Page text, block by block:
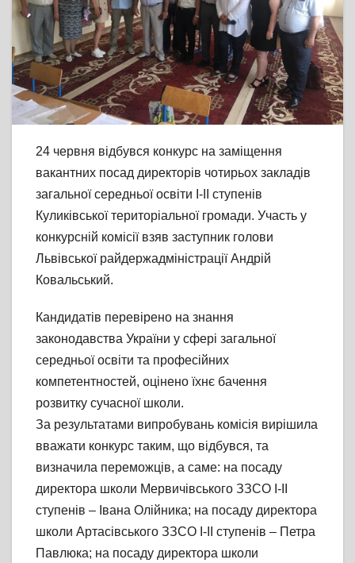
24 червня відбувся конкурс на заміщення
вакантних посад директорів чотирьох закладів
загальної середньої освіти І-ІІ ступенів
Куликівської територіальної громади. Участь у
конкурсній комісії взяв заступник голови
Львівської райдержадміністрації Андрій
Ковальський.
Кандидатів перевірено на знання
законодавства України у сфері загальної
середньої освіти та професійних
компетентностей, оцінено їхнє бачення
розвитку сучасної школи.
За результатами випробувань комісія вирішила
вважати конкурс таким, що відбувся, та
визначила переможців, а саме: на посаду
директора школи Мервичівського ЗЗСО І-ІІ
ступенів – Івана Олійника; на посаду директора
школи Артасівського ЗЗСО І-ІІ ступенів – Петра
Павлюка; на посаду директора школи